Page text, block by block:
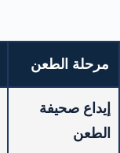
مرحلة الطعن
إيداع صحيفة
الطعن